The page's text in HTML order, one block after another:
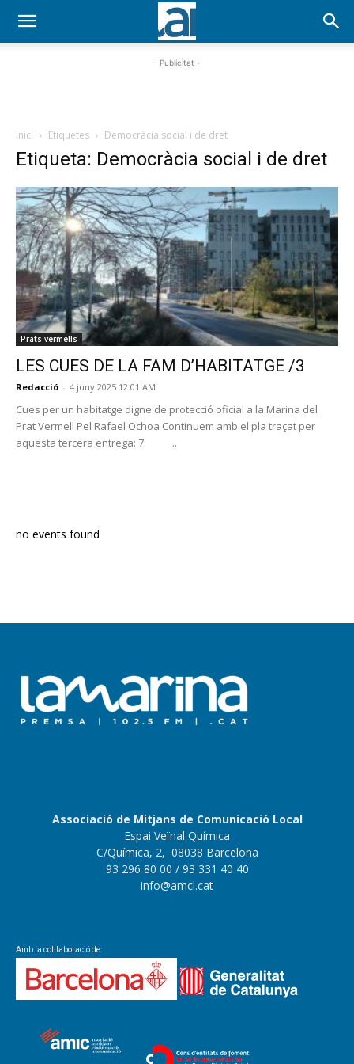
- Publicitat -
Inici Etiquetes Democràcia social i de dret
Etiqueta: Democràcia social i de dret
Prats vermells
LES CUES DE LA FAM D’HABITATGE /3
Redacció - 4 juny 2025 12:01 AM
Cues per un habitatge digne de protecció oficial a la Marina del
Prat Vermell Pel Rafael Ochoa Continuem amb el pla traçat per
aquesta tercera entrega: 7. ...
no events found
Associació de Mitjans de Comunicació Local
Espai Veïnal Química
C/Química, 2, 08038 Barcelona
93 296 80 00 / 93 331 40 40
info@amcl.cat
Amb la col·laboració de: